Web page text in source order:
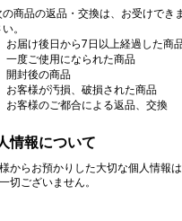
の商品の返品・交換は、お受けでき
。
お届け後日から7日以上経過した商
一度ご使用になられた商品
開封後の商品
お客様が汚損、破損された商品
お客様のご都合による返品、交換
情報について
からお預かりした大切な個人情報
切ございません。